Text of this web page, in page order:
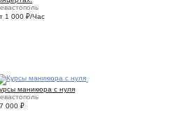
1 000 ₽/Час
маникюра с нуля
000 ₽